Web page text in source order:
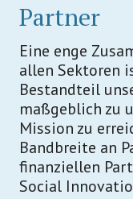
Partner
Eine enge
allen Sektoren
Bestandteil
maßgeblich zu
Mission zu
Bandbreite an
finanziellen
Social